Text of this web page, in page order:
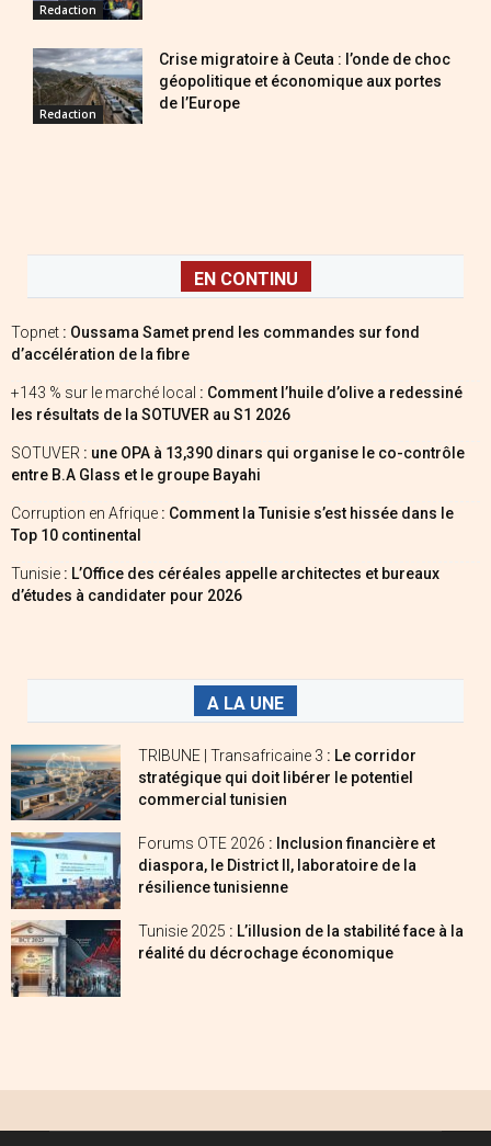
Redaction
Redaction
Crise migratoire à Ceuta : l’onde de choc
géopolitique et économique aux portes
de l’Europe
EN CONTINU
Topnet : Oussama Samet prend les commandes sur fond
d’accélération de la fibre
+143 % sur le marché local : Comment l’huile d’olive a redessiné
les résultats de la SOTUVER au S1 2026
SOTUVER : une OPA à 13,390 dinars qui organise le co-contrôle
entre B.A Glass et le groupe Bayahi
Corruption en Afrique : Comment la Tunisie s’est hissée dans le
Top 10 continental
Tunisie : L’Office des céréales appelle architectes et bureaux
d’études à candidater pour 2026
A LA UNE
TRIBUNE | Transafricaine 3 : Le corridor
stratégique qui doit libérer le potentiel
commercial tunisien
Forums OTE 2026 : Inclusion financière et
diaspora, le District II, laboratoire de la
résilience tunisienne
Tunisie 2025 : L’illusion de la stabilité face à la
réalité du décrochage économique